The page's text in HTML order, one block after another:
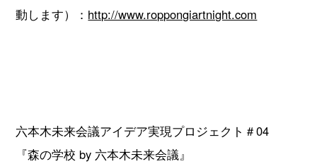
動します）： http://www.roppongiartnight.com
六本木未来会議アイデア実現プロジェクト＃04
『森の学校 by 六本木未来会議』